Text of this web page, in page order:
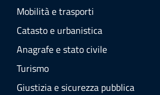
Mobilità e trasporti
Catasto e urbanistica
Anagrafe e stato civile
Turismo
Giustizia e sicurezza pubblica